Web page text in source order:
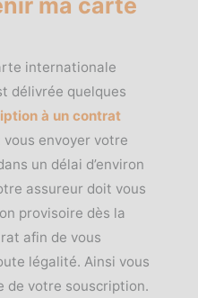
ma carte
internationale
délivrée quelques
à un contrat
envoyer votre
un délai d’environ
assureur doit vous
provisoire dès la
afin de vous
légalité. Ainsi vous
de votre souscription.